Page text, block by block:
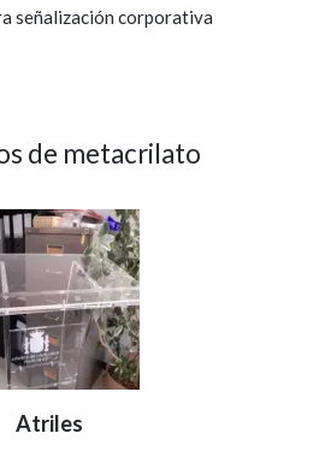
señalización corporativa
de metacrilato
Atriles